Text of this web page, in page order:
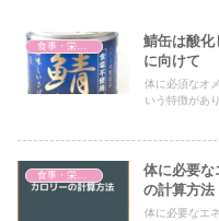
食事・栄養・サプリ
鯖缶は酸化
に向けて
体に必須なオ
いう特徴があ
食事・栄養・サプリ
体に必要な
の計算方法
体に必要なエ